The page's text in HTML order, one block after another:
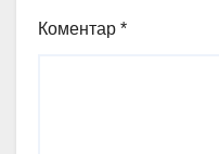
Коментар *